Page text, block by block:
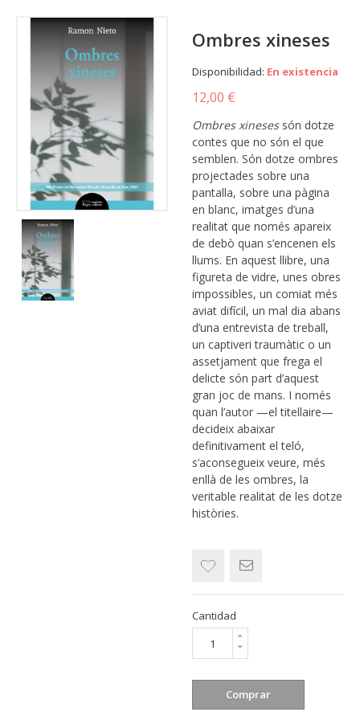
Ombres xineses
Disponibilidad: En existencia
12,00 €
Ombres xinesessón dotze
contes que no són el que
semblen. Són dotze ombres
projectades sobre una
pantalla, sobre una pàgina
en blanc, imatges d’una
realitat que només apareix
de debò quan s’encenen els
llums. En aquest llibre, una
figureta de vidre, unes obres
impossibles, un comiat més
aviat difícil, un mal dia abans
d’una entrevista de treball,
un captiveri traumàtic o un
assetjament que frega el
delicte són part d’aquest
gran joc de mans. I només
quan l’autor —el titellaire—
decideix abaixar
definitivament el teló,
s’aconsegueix veure, més
enllà de les ombres, la
veritable realitat de les dotze
històries.
Cantidad
Comprar